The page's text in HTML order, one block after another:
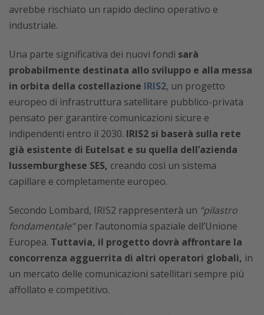
avrebbe rischiato un rapido declino operativo e
industriale.
Una parte significativa dei nuovi fondi sarà
probabilmente destinata allo sviluppo e alla messa
in orbita della costellazione IRIS2, un progetto
europeo di infrastruttura satellitare pubblico-privata
pensato per garantire comunicazioni sicure e
indipendenti entro il 2030. IRIS2 si baserà sulla rete
già esistente di Eutelsat e su quella dell’azienda
lussemburghese SES, creando così un sistema
capillare e completamente europeo.
Secondo Lombard, IRIS2 rappresenterà un “pilastro
fondamentale”per l’autonomia spaziale dell’Unione
Europea. Tuttavia, il progetto dovrà affrontare la
concorrenza agguerrita di altri operatori globali, in
un mercato delle comunicazioni satellitari sempre più
affollato e competitivo.